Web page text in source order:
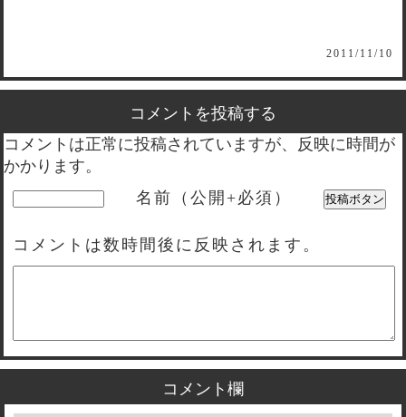
2011/11/10
コメントを投稿する
コメントは正常に投稿されていますが、反映に時間が
かかります。
名前（公開+必須）
コメントは数時間後に反映されます。
コメント欄